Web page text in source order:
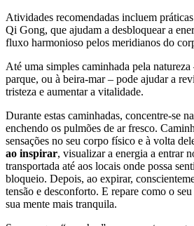
Atividades recomendadas incluem
Qi Gong, que ajudam a desbloquear a
fluxo harmonioso pelos meridianos do
Até uma simples caminhada pela
parque, ou à beira-mar – pode ajudar a
tristeza e aumentar a vitalidade.
Durante estas caminhadas, concentre-se
enchendo os pulmões de ar fresco.
sensações no seu corpo físico e à volta
ao inspirar, visualizar a energia a entrar
transportada até aos locais onde possa
bloqueio. Depois, ao expirar,
tensão e desconforto. E repare como o
sua mente mais tranquila.